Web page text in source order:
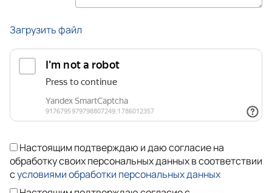
Загрузить файл
Настоящим подтверждаю и даю согласие на
обработку своих персональных данных в соответствии
сусловиями обработки персональных данных